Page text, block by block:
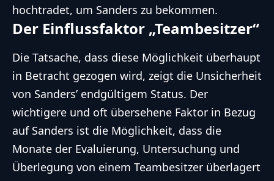
hochtradet, um Sanders zu bekommen.
Der Einflussfaktor „Teambesitzer“
Die Tatsache, dass diese Möglichkeit überhaupt
in Betracht gezogen wird, zeigt die Unsicherheit
von Sanders’ endgültigem Status. Der
wichtigere und oft übersehene Faktor in Bezug
auf Sanders ist die Möglichkeit, dass die
Monate der Evaluierung, Untersuchung und
Überlegung von einem Teambesitzer überlagert